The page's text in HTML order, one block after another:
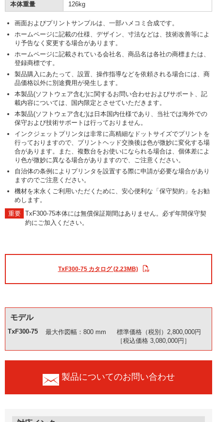
本体重量 126kg
画面およびプリントサンプルは、一部ハメコミ合成です。
ホームページに記載の仕様、デザイン、寸法などは、技術改善等によ
り予告なく変更する場合があります。
ホームページに記載されている会社名、商品名は各社の商標または、
登録商標です。
製品購入にあたって、設置、操作指導などを依頼される場合には、商
品価格以外に別途費用が発生します。
本製品(ソフトウェア含む)に関するお問い合わせおよびサポート、記
載内容については、国内限定とさせていただきます。
本製品(ソフトウェア含む)は日本国内仕様であり、当社では海外での
保守および技術サポートは行っておりません。
インクジェットプリンタは非常に高精細なドットサイズでプリントを
行っておりますので、プリントヘッド交換後は色が微妙に変化する場
合があります。また、複数台をお使いになられる場合は、個体差によ
り色が微妙に異なる場合がありますので、ご注意ください。
自治体の条例によりプリンタを設置する際に申請が必要な場合があり
ますのでご注意ください。
機材を末永くご利用いただくために、安心便利な「保守契約」をお勧
めします。
TxF300-75本体には無償保証期間はありません。必ず年間保守契
約にご加入ください。
TxF300-75 カタログ (2.23MB)
モデル
TxF300-75 最大作図幅：800 mm
標準価格（税別）2,800,000円
［税込価格 3,080,000円］
製品についてのお問い合わせ